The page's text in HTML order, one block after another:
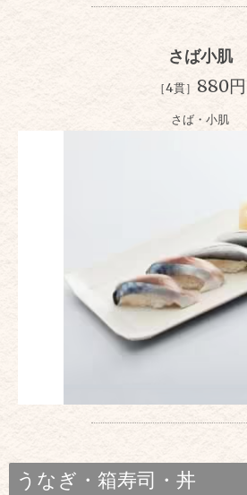
さば小肌
［4貫］ 880円
さば・小肌
うなぎ・箱寿司・丼